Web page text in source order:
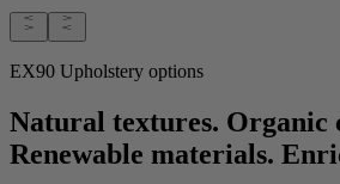
EX90 Upholstery options
Natural textures. Organic
Renewable materials.